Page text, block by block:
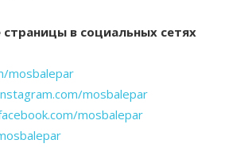
в социальных сетях
mosbalepar
mosbalepar
mosbalepar